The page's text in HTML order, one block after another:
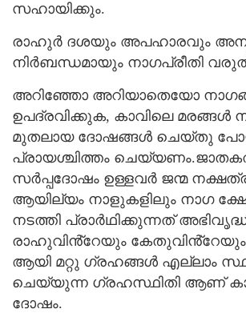
സഹായിക്കും.
രാഹുര്‍ ദശയും അപഹാരവും
നിര്‍ബന്ധമായും നാഗപ്രീതി
അറിഞ്ഞോ അറിയാതെയോ
ഉപദ്രവിക്കുക, കാവിലെ മരങ്ങള്‍
മുതലായ ദോഷങ്ങള്‍ ചെയ്തു
പ്രായശ്ചിത്തം
സര്‍പ്പദോഷം ഉള്ളവര്‍ ജന്മ
ആയില്യം നാളുകളിലും നാഗ
നടത്തി പ്രാര്‍ഥിക്കുന്നത്
രാഹുവിൻ്റേയും
ആയി മറ്റു ഗ്രഹങ്ങള്‍ എല്ലാം
ചെയ്യുന്ന ഗ്രഹസ്ഥിതി ആണ്
ദോഷം.